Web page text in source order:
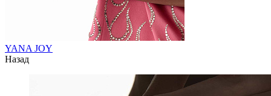
YANA JOY
Назад